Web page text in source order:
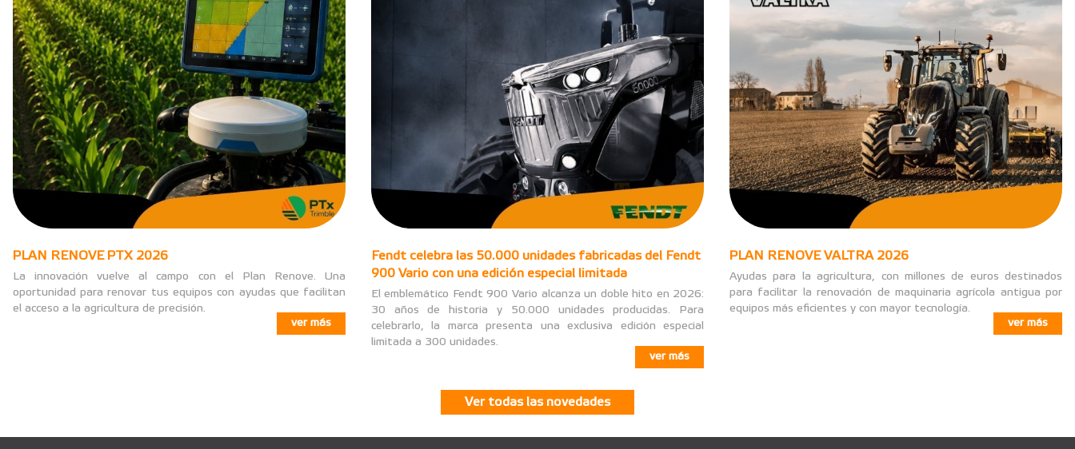
PLAN RENOVE PTX 2026
La innovación vuelve al campo con el Plan Renove. Una
oportunidad para renovar tus equipos con ayudas que facilitan
el acceso a la agricultura de precisión.
ver más
Fendt celebra las 50.000 unidades fabricadas del Fendt
900 Vario con una edición especial limitada
El emblemático Fendt 900 Vario alcanza un doble hito en 2026:
30 años de historia y 50.000 unidades producidas. Para
celebrarlo, la marca presenta una exclusiva edición especial
limitada a 300 unidades.
ver más
PLAN RENOVE VALTRA 2026
Ayudas para la agricultura, con millones de euros destinados
para facilitar la renovación de maquinaria agrícola antigua por
equipos más eficientes y con mayor tecnología.
ver más
Ver todas las novedades